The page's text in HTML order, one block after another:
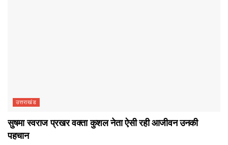
उत्तराखंड
सुषमा स्वराज प्रखर वक्ता कुशल नेता ऐसी रही आजीवन उनकी
पहचान